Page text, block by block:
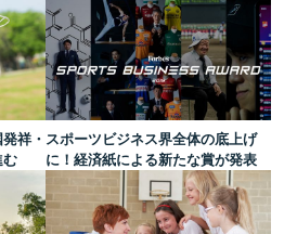
祥・
む
スポーツビジネス界全体の底上げ
に！経済紙による新たな賞が発表